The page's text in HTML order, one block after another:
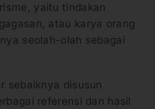
yaitu tindakan
atau karya orang
seolah-olah sebagai
sebaiknya disusun
referensi dan hasil